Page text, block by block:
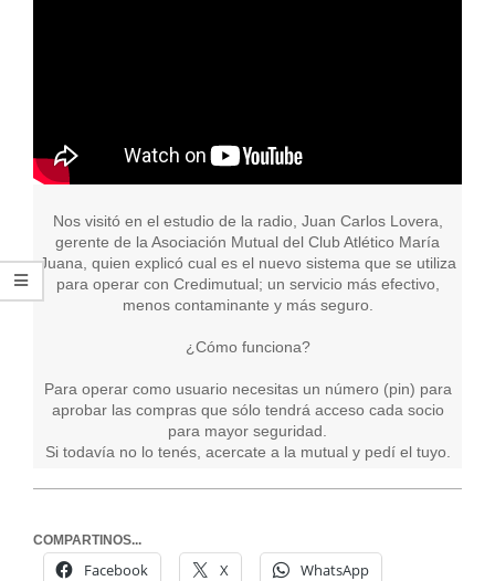
Nos visitó en el estudio de la radio, Juan Carlos Lovera,
gerente de la Asociación Mutual del Club Atlético María
Juana, quien explicó cual es el nuevo sistema que se utiliza
para operar con Credimutual; un servicio más efectivo,
menos contaminante y más seguro.
¿Cómo funciona?
Para operar como usuario necesitas un número (pin) para
aprobar las compras que sólo tendrá acceso cada socio
para mayor seguridad.
Si todavía no lo tenés, acercate a la mutual y pedí el tuyo.
COMPARTINOS...
Facebook X WhatsApp